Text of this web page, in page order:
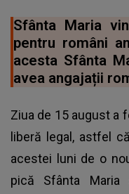
Sfânta Maria
pentru români
acesta Sfânta
avea angajații
Ziua de 15 august a
liberă legal, astfel
acestei luni de o
pică Sfânta